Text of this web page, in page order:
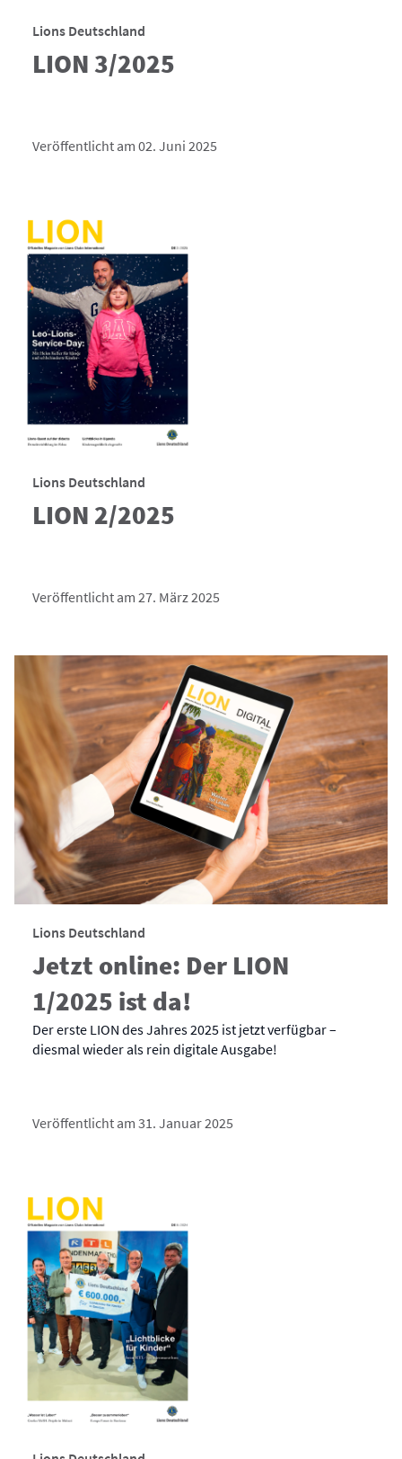
Lions Deutschland
LION 3/2025
Veröffentlicht am 02. Juni 2025
Lions Deutschland
LION 2/2025
Veröffentlicht am 27. März 2025
Lions Deutschland
Jetzt online: Der LION
1/2025 ist da!
Der erste LION des Jahres 2025 ist jetzt verfügbar –
diesmal wieder als rein digitale Ausgabe!
Veröffentlicht am 31. Januar 2025